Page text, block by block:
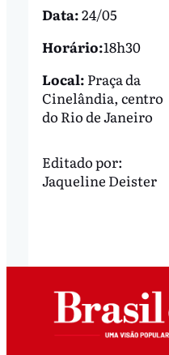
Data:24/05
Horário:18h30
Local: Praça da
Cinelândia, centro
do Rio de Janeiro
Editado por:
Jaqueline Deister